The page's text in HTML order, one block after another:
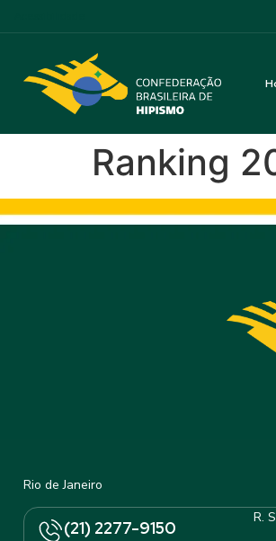
Ranking
Rio de Janeiro
(21) 2277-9150
R.